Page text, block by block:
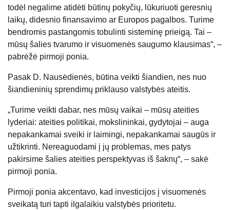
todėl negalime atidėti būtinų pokyčių, lūkuriuoti geresnių
laikų, didesnio finansavimo ar Europos pagalbos. Turime
bendromis pastangomis tobulinti sisteminę prieigą. Tai –
mūsų šalies tvarumo ir visuomenės saugumo klausimas“, –
pabrėžė pirmoji ponia.
Pasak D. Nausėdienės, būtina veikti šiandien, nes nuo
šiandieninių sprendimų priklauso valstybės ateitis.
„Turime veikti dabar, nes mūsų vaikai – mūsų ateities
lyderiai: ateities politikai, mokslininkai, gydytojai – auga
nepakankamai sveiki ir laimingi, nepakankamai saugūs ir
užtikrinti. Nereaguodami į jų problemas, mes patys
pakirsime šalies ateities perspektyvas iš šaknų“, – sakė
pirmoji ponia.
Pirmoji ponia akcentavo, kad investicijos į visuomenės
sveikatą turi tapti ilgalaikiu valstybės prioritetu.